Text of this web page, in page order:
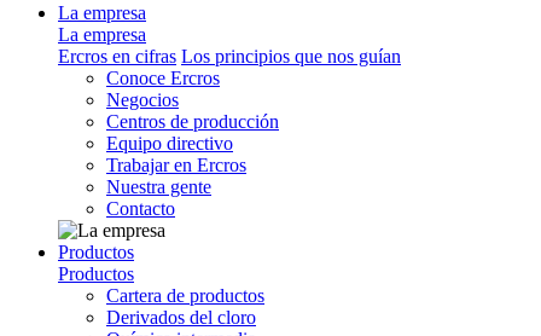
La empresa
La empresa
Ercros en cifras Los principios que nos guían
Conoce Ercros
Negocios
Centros de producción
Equipo directivo
Trabajar en Ercros
Nuestra gente
Contacto
Productos
Productos
Cartera de productos
Derivados del cloro